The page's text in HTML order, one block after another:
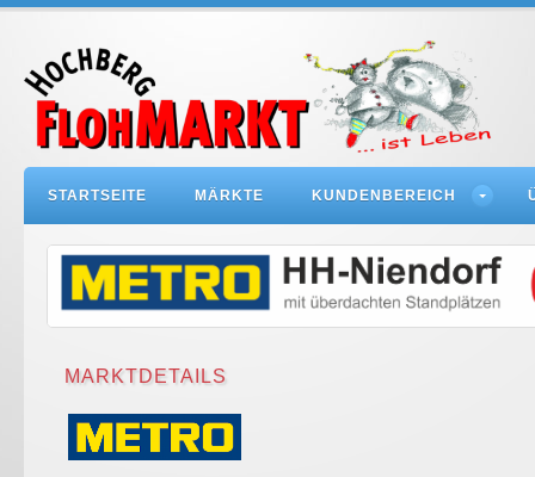
STARTSEITE MÄRKTE KUNDENBEREICH
MARKTDETAILS